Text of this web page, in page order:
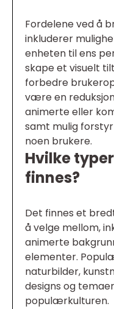
Fordelene ved å
inkluderer
enheten til ens
skape et visuelt
forbedre
være en
animerte eller
samt mulig
noen brukere.
Hvilke
finnes?
Det finnes et
å velge mellom,
animerte
elementer.
naturbilder,
designs og
populærkulturen.